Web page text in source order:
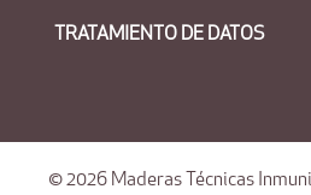
TRATAMIENTO DE DATOS
© 2026 Maderas Técnicas